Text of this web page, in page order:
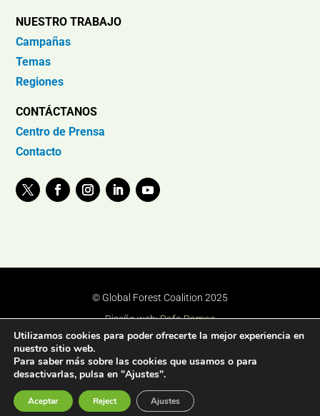
NUESTRO TRABAJO
Campañas
Temas
Regiones
CONTÁCTANOS
Centro de Prensa
Contacto
© Global Forest Coalition 2025
Diseño web:Rafa Ramos
Utilizamos cookies para poder ofrecerte la mejor experiencia en
nuestro sitio web.
Para saber más sobre las cookies que usamos o para
desactivarlas, pulsa en "Ajustes".
Aceptar Reject Ajustes